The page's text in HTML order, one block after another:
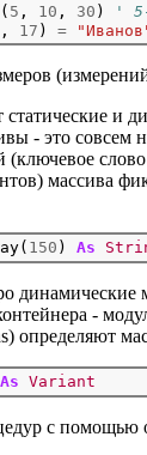
5 , 10 , 30 )
'
, 17 ) =
и
- это совсем
слово
массива
150 ) As
динамические
-
определяют
As Variant
с помощью